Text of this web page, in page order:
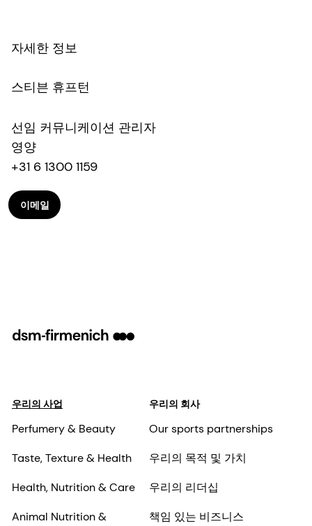
자세한 정보
스티븐 휴프턴
선임 커뮤니케이션 관리자
영양
+31 6 1300 1159
이메일
우리의 사업
Perfumery & Beauty
Taste, Texture & Health
Health, Nutrition & Care
Animal Nutrition &
우리의 회사
Our sports partnerships
우리의 목적 및 가치
우리의 리더십
책임 있는 비즈니스